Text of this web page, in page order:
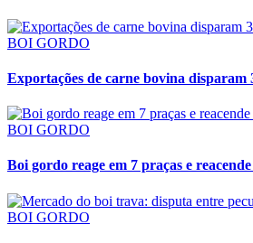
BOI GORDO
Exportações de carne bovina
BOI GORDO
Boi gordo reage em 7 praças e
BOI GORDO